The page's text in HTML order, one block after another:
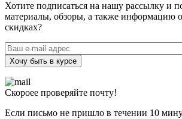
Хотите подписаться на нашу рассылку и
материалы, обзоры, а также информацию
скидках?
Хочу быть в курсе
Скороее проверяйте почту!
Если письмо не пришло в течении 10